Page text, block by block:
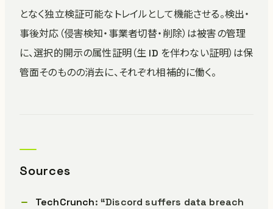
となく独立検証可能なトレイルとして機能させる。検出・
事後対応（侵害検知・事業者切替・削除）は被害の管理
に、選択的開示の属性証明（生 ID を伴わない証明）は保
管面そのものの消去に、それぞれ相補的に働く。
Sources
TechCrunch: “Discord suffers data breach